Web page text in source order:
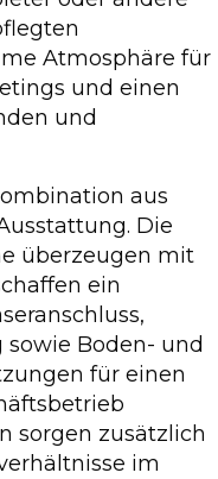
Atmosphäre für
und einen
und
aus
Die
überzeugen mit
ein
Boden- und
für einen
sorgen zusätzlich
im